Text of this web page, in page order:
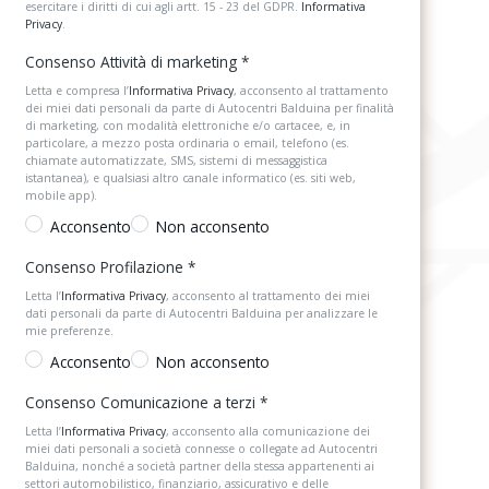
esercitare i diritti di cui agli artt. 15 - 23 del GDPR. Informativa
Privacy.
Consenso Attività di marketing *
Letta e compresa l’Informativa Privacy, acconsento al trattamento
dei miei dati personali da parte di Autocentri Balduina per finalità
di marketing, con modalità elettroniche e/o cartacee, e, in
particolare, a mezzo posta ordinaria o email, telefono (es.
chiamate automatizzate, SMS, sistemi di messaggistica
istantanea), e qualsiasi altro canale informatico (es. siti web,
mobile app).
Acconsento
Non acconsento
Consenso Profilazione *
Letta l’Informativa Privacy, acconsento al trattamento dei miei
dati personali da parte di Autocentri Balduina per analizzare le
mie preferenze.
Acconsento
Non acconsento
Consenso Comunicazione a terzi *
Letta l’Informativa Privacy, acconsento alla comunicazione dei
miei dati personali a società connesse o collegate ad Autocentri
Balduina, nonché a società partner della stessa appartenenti ai
settori automobilistico, finanziario, assicurativo e delle